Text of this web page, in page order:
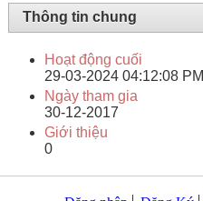
Thông tin chung
Hoạt động cuối
29-03-2024 04:12:08 PM
Ngày tham gia
30-12-2017
Giới thiệu
0